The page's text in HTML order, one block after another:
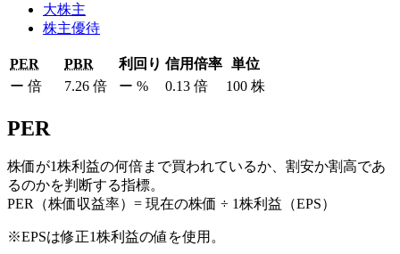
大株主
株主優待
PER PBR 利回り 信用倍率 単位
ー 倍 7.26 倍 ー % 0.13 倍 100 株
PER
株価が1株利益の何倍まで買われているか、割安か割高であ
るのかを判断する指標。
PER（株価収益率）= 現在の株価 ÷ 1株利益（EPS）
※EPSは修正1株利益の値を使用。